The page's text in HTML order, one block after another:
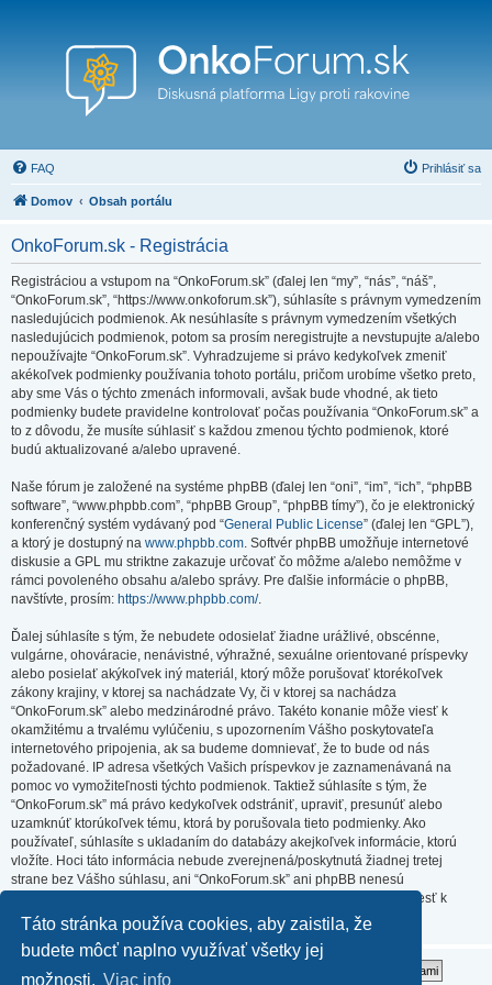
Táto stránka používa cookies, aby zaistila, že
budete môcť naplno využívať všetky jej
možnosti. Viac info
FAQ Prihlásiť sa
Domov Obsah portálu
OnkoForum.sk - Registrácia
Registráciou a vstupom na “OnkoForum.sk” (ďalej len “my”, “nás”, “náš”,
“OnkoForum.sk”, “https://www.onkoforum.sk”), súhlasíte s právnym vymedzením
nasledujúcich podmienok. Ak nesúhlasíte s právnym vymedzením všetkých
nasledujúcich podmienok, potom sa prosím neregistrujte a nevstupujte a/alebo
nepoužívajte “OnkoForum.sk”. Vyhradzujeme si právo kedykoľvek zmeniť
akékoľvek podmienky používania tohoto portálu, pričom urobíme všetko preto,
aby sme Vás o týchto zmenách informovali, avšak bude vhodné, ak tieto
podmienky budete pravidelne kontrolovať počas používania “OnkoForum.sk” a
to z dôvodu, že musíte súhlasiť s každou zmenou týchto podmienok, ktoré
budú aktualizované a/alebo upravené.
Naše fórum je založené na systéme phpBB (ďalej len “oni”, “im”, “ich”, “phpBB
software”, “www.phpbb.com”, “phpBB Group”, “phpBB tímy”), čo je elektronický
konferenčný systém vydávaný pod “General Public License” (ďalej len “GPL”),
a ktorý je dostupný na www.phpbb.com. Softvér phpBB umožňuje internetové
diskusie a GPL mu striktne zakazuje určovať čo môžme a/alebo nemôžme v
rámci povoleného obsahu a/alebo správy. Pre ďalšie informácie o phpBB,
navštívte, prosím: https://www.phpbb.com/.
Ďalej súhlasíte s tým, že nebudete odosielať žiadne urážlivé, obscénne,
vulgárne, ohováracie, nenávistné, výhražné, sexuálne orientované príspevky
alebo posielať akýkoľvek iný materiál, ktorý môže porušovať ktorékoľvek
zákony krajiny, v ktorej sa nachádzate Vy, či v ktorej sa nachádza
“OnkoForum.sk” alebo medzinárodné právo. Takéto konanie môže viesť k
okamžitému a trvalému vylúčeniu, s upozornením Vášho poskytovateľa
internetového pripojenia, ak sa budeme domnievať, že to bude od nás
požadované. IP adresa všetkých Vašich príspevkov je zaznamenávaná na
pomoc vo vymožiteľnosti týchto podmienok. Taktiež súhlasíte s tým, že
“OnkoForum.sk” má právo kedykoľvek odstrániť, upraviť, presunúť alebo
uzamknúť ktorúkoľvek tému, ktorá by porušovala tieto podmienky. Ako
používateľ, súhlasíte s ukladaním do databázy akejkoľvek informácie, ktorú
vložíte. Hoci táto informácia nebude zverejnená/poskytnutá žiadnej tretej
strane bez Vášho súhlasu, ani “OnkoForum.sk” ani phpBB nenesú
zodpovednosť za akýkoľvek pokus o prienik (hacking), ktorý môže viesť k
zneužitiu týchto údajov.